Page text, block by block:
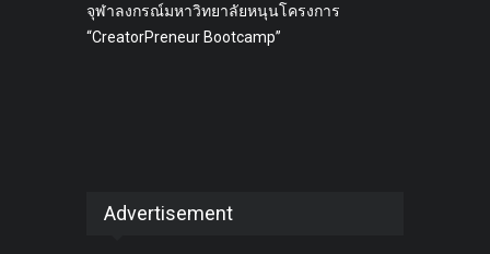
จุฬาลงกรณ์มหาวิทยาลัยหนุนโครงการ
“CreatorPreneur Bootcamp”
Advertisement